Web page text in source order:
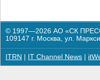
© 1997—2026 АО «СК
109147 г. Москва, ул.
ITRN IT Channel News